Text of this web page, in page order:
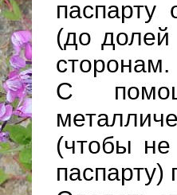
паспарту
(до
сторонам.
С
(чтобы не
паспарту)